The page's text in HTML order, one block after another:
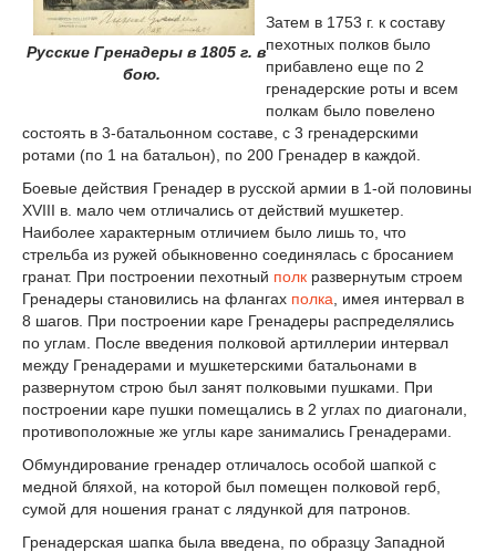
Русские Гренадеры в 1805 г. в
бою.
Затем в 1753 г. к составу
пехотных полков было
прибавлено еще по 2
гренадерские роты и всем
полкам было повелено
состоять в 3-батальонном составе, с 3 гренадерскими
ротами (по 1 на батальон), по 200 Гренадер в каждой.
Боевые действия Гренадер в русской армии в 1-ой половины
XVIII в. мало чем отличались от действий мушкетер.
Наиболее характерным отличием было лишь то, что
стрельба из ружей обыкновенно соединялась с бросанием
гранат. При построении пехотный полк развернутым строем
Гренадеры становились на флангах полка , имея интервал в
8 шагов. При построении каре Гренадеры распределялись
по углам. После введения полковой артиллерии интервал
между Гренадерами и мушкетерскими батальонами в
развернутом строю был занят полковыми пушками. При
построении каре пушки помещались в 2 углах по диагонали,
противоположные же углы каре занимались Гренадерами.
Обмундирование гренадер отличалось особой шапкой с
медной бляхой, на которой был помещен полковой герб,
сумой для ношения гранат с лядункой для патронов.
Гренадерская шапка была введена, по образцу Западной